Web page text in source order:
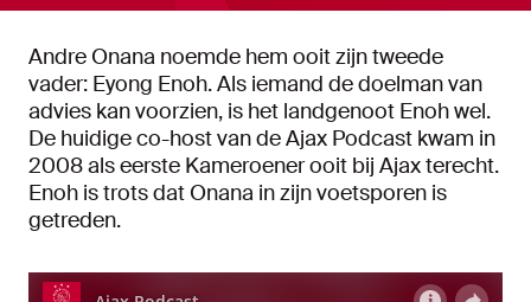
Andre Onana noemde hem ooit zijn tweede
vader: Eyong Enoh. Als iemand de doelman van
advies kan voorzien, is het landgenoot Enoh wel.
De huidige co-host van de Ajax Podcast kwam in
2008 als eerste Kameroener ooit bij Ajax terecht.
Enoh is trots dat Onana in zijn voetsporen is
getreden.